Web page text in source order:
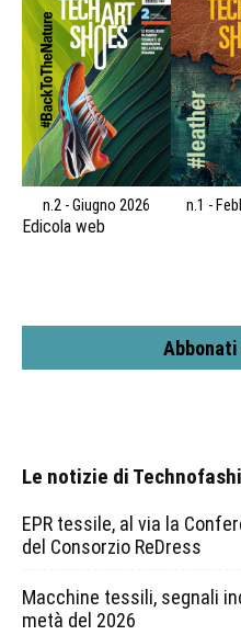
n.2 - Giugno 2026 n.1 -
Edicola web
Le notizie di
EPR tessile, al via la
del Consorzio ReDress
Macchine tessili, segnali
metà del 2026